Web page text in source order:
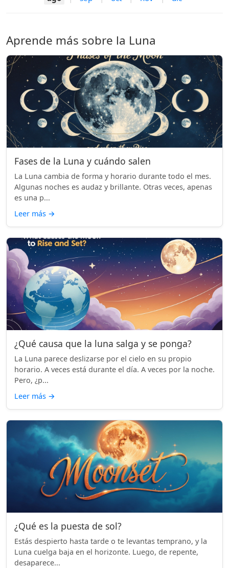
Aprende más sobre la Luna
Fases de la Luna y cuándo salen
La Luna cambia de forma y horario durante todo el mes.
Algunas noches es audaz y brillante. Otras veces, apenas
es una p...
Leer más →
¿Qué causa que la luna salga y se ponga?
La Luna parece deslizarse por el cielo en su propio
horario. A veces está durante el día. A veces por la noche.
Pero, ¿p...
Leer más →
¿Qué es la puesta de sol?
Estás despierto hasta tarde o te levantas temprano, y la
Luna cuelga baja en el horizonte. Luego, de repente,
desaparece...